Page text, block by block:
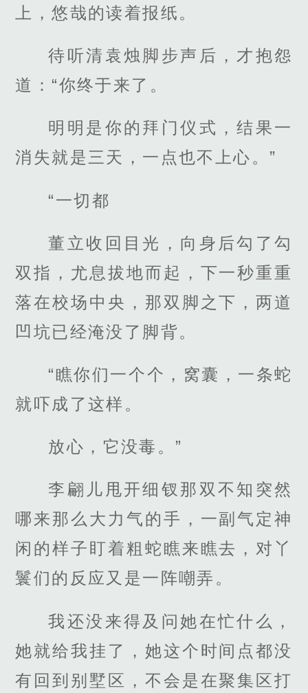
上，悠哉的读着报纸。
待听清袁烛脚步声后，才抱怨
道：“你终于来了。
明明是你的拜门仪式，结果一
消失就是三天，一点也不上心。”
“一切都
董立收回目光，向身后勾了勾
双指，尤息拔地而起，下一秒重重
落在校场中央，那双脚之下，两道
凹坑已经淹没了脚背。
“瞧你们一个个，窝囊，一条蛇
就吓成了这样。
放心，它没毒。”
李翩儿甩开细钗那双不知突然
哪来那么大力气的手，一副气定神
闲的样子盯着粗蛇瞧来瞧去，对丫
鬟们的反应又是一阵嘲弄。
我还没来得及问她在忙什么，
她就给我挂了，她这个时间点都没
有回到别墅区，不会是在聚集区打